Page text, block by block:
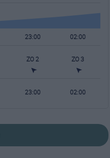
23:00 02:00
ZO 2 ZO 3
23:00 02:00